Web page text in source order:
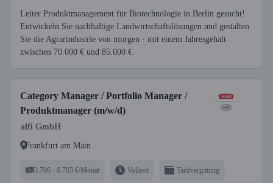
Leiter Produktmanagement für Biotechnologie in Berlin gesucht!
Entwickeln Sie nachhaltige Landwirtschaftslösungen und gestalten
Sie die Agrarindustrie von morgen - mit einem Jahresgehalt
zwischen 70.000 € und 85.000 €.
Category Manager / Portfolio Manager /
Produktmanager (m/w/d)
alfi GmbH
Frankfurt am Main
3.706 - 6.703 €/Monat Vollzeit Tarifvergütung